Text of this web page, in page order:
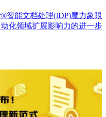
智能文档处理(IDP)魔力象限
化领域扩展影响力的进一步